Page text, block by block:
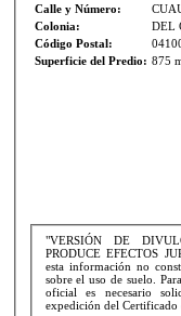
Calle y Número:
Colonia:
DEL
Código Postal:
Superficie del Predio: 875
"VERSIÓN DE
PRODUCE EFECTOS
esta información no
sobre el uso de suelo.
oficial es necesario
expedición del Certificado